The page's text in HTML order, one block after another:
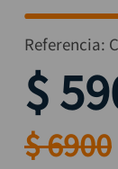
Referencia:
$
$6900